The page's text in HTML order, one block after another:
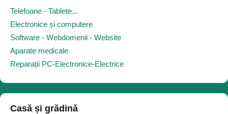
Telefoane - Tablete...
Electronice și computere
Software - Webdomenii - Website
Aparate medicale
Reparații PC-Electronice-Electrice
Casă și grădină